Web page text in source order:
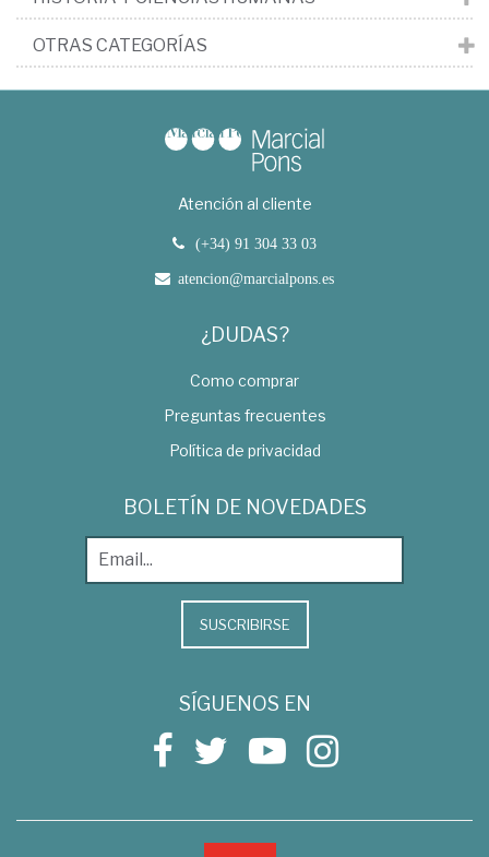
OTRAS CATEGORÍAS
Atención al cliente
(+34) 91 304 33 03
atencion@marcialpons.es
¿DUDAS?
Como comprar
Preguntas frecuentes
Política de privacidad
BOLETÍN DE NOVEDADES
SUSCRIBIRSE
SÍGUENOS EN